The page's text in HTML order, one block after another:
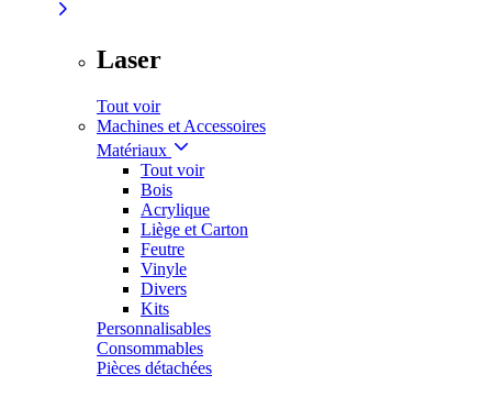
Laser
Tout voir
Machines et Accessoires
Matériaux
Tout voir
Bois
Acrylique
Liège et Carton
Feutre
Vinyle
Divers
Kits
Personnalisables
Consommables
Pièces détachées